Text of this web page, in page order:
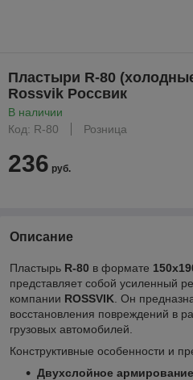
Пластыри R-80
Rossvik Россвик
В наличии
Код: R-80
Розница
236 руб.
Описание
Пластырь R-80 в формате
представляет собой усиленный
компании ROSSVIK . Он
восстановления повреждений в
грузовых автомобилей.
Конструктивные особенности и
Двухслойное